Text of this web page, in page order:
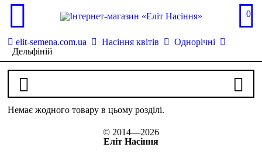
0
elit-semena.com.ua Насіння квітів
Однорічні
Дельфіній
Немає жодного товару в цьому розділі.
© 2014—2026
Еліт Насіння